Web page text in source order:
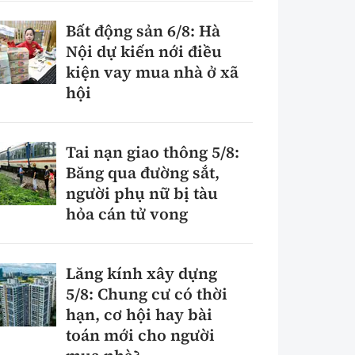
Sách Nhà thầu
Gửi góp ý phản
ảnh
Bất động sản 6/8: Hà
Nội dự kiến nới điều
kiện vay mua nhà ở xã
hội
Tai nạn giao thông 5/8:
Băng qua đường sắt,
người phụ nữ bị tàu
hỏa cán tử vong
Lăng kính xây dựng
5/8: Chung cư có thời
hạn, cơ hội hay bài
toán mới cho người